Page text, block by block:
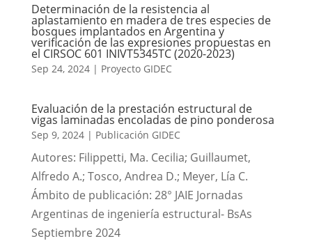
Determinación de la resistencia al
aplastamiento en madera de tres especies de
bosques implantados en Argentina y
verificación de las expresiones propuestas en
el CIRSOC 601 INIVT5345TC (2020-2023)
Sep 24, 2024| Proyecto GIDEC
Evaluación de la prestación estructural de
vigas laminadas encoladas de pino ponderosa
Sep 9, 2024| Publicación GIDEC
Autores: Filippetti, Ma. Cecilia; Guillaumet,
Alfredo A.; Tosco, Andrea D.; Meyer, Lía C.
Ámbito de publicación: 28° JAIE Jornadas
Argentinas de ingeniería estructural- BsAs
Septiembre 2024